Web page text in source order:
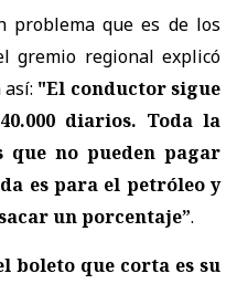
problema que es de los
gremio regional explicó
"El conductor sigue
diarios. Toda la
que no pueden pagar
es para el petróleo y
un porcentaje”.
boleto que corta es su